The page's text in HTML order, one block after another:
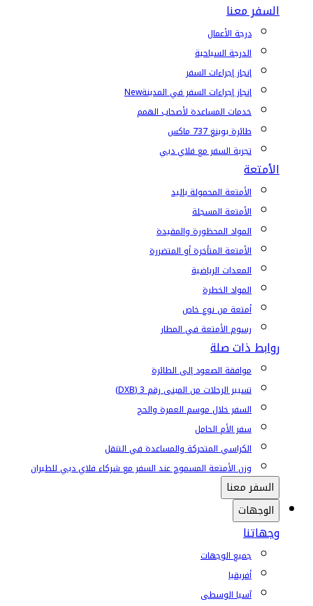
السفر معنا
درجة الأعمال
الدرجة السياحية
إنجاز إجراءات السفر
إنجاز إجراءات السفر في المدينةNew
خدمات المساعدة لأصحاب الهمم
طائرة بوينغ 737 ماكس
تجربة السفر مع فلاي دبي
الأمتعة
الأمتعة المحمولة باليد
الأمتعة المسجلة
المواد المحظورة والمقيدة
الأمتعة المتأخرة أو المتضررة
المعدات الرياضية
المواد الخطرة
أمتعة من نوع خاص
رسوم الأمتعة في المطار
روابط ذات صلة
موافقة الصعود إلى الطائرة
تسيير الرحلات من المبنى رقم 3 (DXB)
السفر خلال موسم العمرة والحج
سفر الأم الحامل
الكراسي المتحركة والمساعدة في التنقل
وزن الأمتعة المسموح عند السفر مع شركاء فلاي دبي للطيران
السفر معنا
الوجهات
وجهاتنا
جميع الوجهات
أفريقيا
آسيا الوسطى